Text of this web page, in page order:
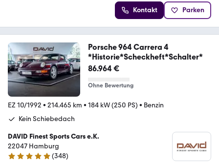
Kontakt Parken
Porsche 964 Carrera 4
*Historie*Scheckheft*Schalter*
86.964 €
Ohne Bewertung
EZ 10/1992 • 214.465 km • 184 kW (250 PS) • Benzin
Kein Schiebedach
DAVID Finest Sports Cars e.K.
22047 Hamburg
4.9 Sterne
(348)